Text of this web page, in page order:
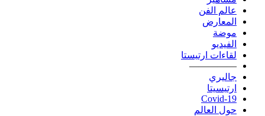
عالم الفن
المعارض
موضة
الفيديو
لقاءات ارتيستا
—————
جاليري
ارتيسيتا
Covid-19
حول العالم